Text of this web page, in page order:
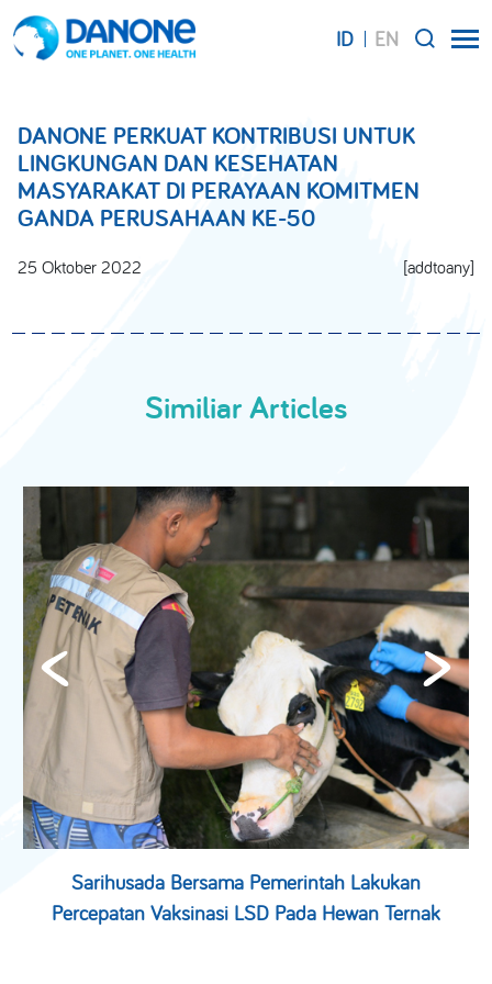
ID EN
DANONE PERKUAT KONTRIBUSI UNTUK
LINGKUNGAN DAN KESEHATAN
MASYARAKAT DI PERAYAAN KOMITMEN
GANDA PERUSAHAAN KE-50
25 Oktober 2022 [addtoany]
Similiar Articles
Sarihusada Bersama Pemerintah Lakukan
Percepatan Vaksinasi LSD Pada Hewan Ternak